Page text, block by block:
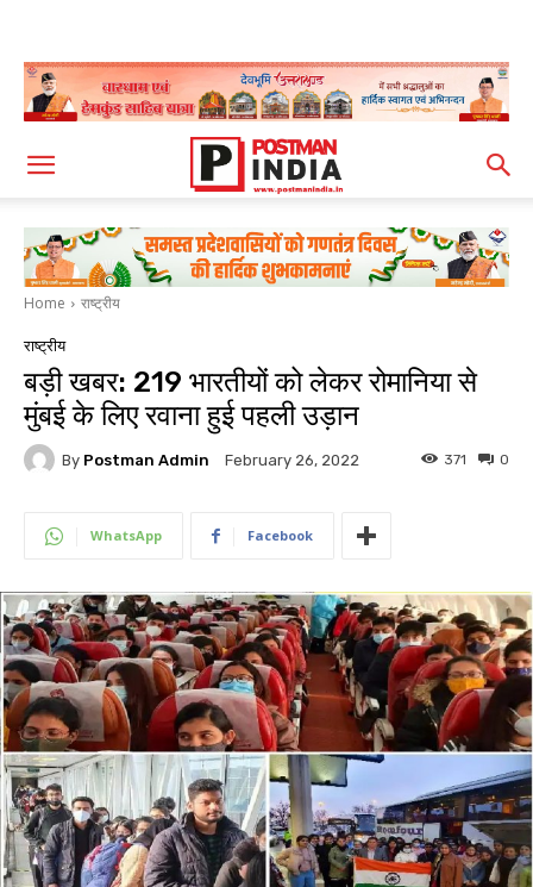
Home राष्ट्रीय
राष्ट्रीय
बड़ी खबर: 219 भारतीयों को लेकर रोमानिया से
मुंबई के लिए रवाना हुई पहली उड़ान
By Postman Admin February 26, 2022 0
371
WhatsApp Facebook